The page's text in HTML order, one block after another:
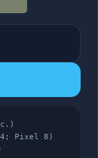
Pixel 8)